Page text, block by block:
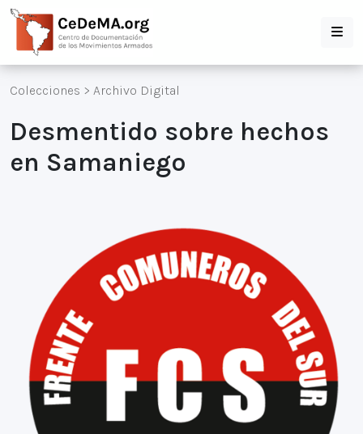
Colecciones > Archivo Digital
Desmentido sobre hechos
en Samaniego